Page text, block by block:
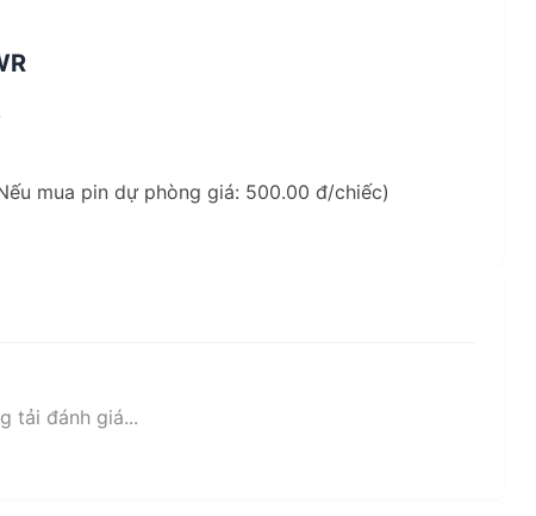
mua pin dự phòng giá: 500.00 đ/chiếc)
tải đánh giá...